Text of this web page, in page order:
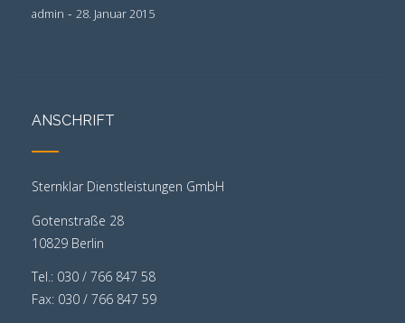
admin - 28. Januar 2015
ANSCHRIFT
Sternklar Dienstleistungen GmbH
Gotenstraße 28
10829 Berlin
Tel.: 030 / 766 847 58
Fax: 030 / 766 847 59